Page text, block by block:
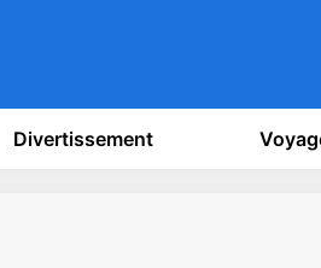
Divertissement